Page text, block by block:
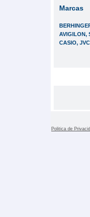
Marcas
AVIGILON,
CASIO,
Politica de